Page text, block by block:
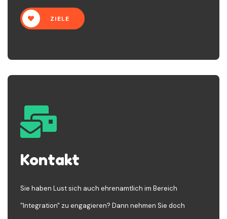
ZIELE
Kontakt
Sie haben Lust sich auch ehrenamtlich im Bereich
"Integration" zu engagieren? Dann nehmen Sie doch